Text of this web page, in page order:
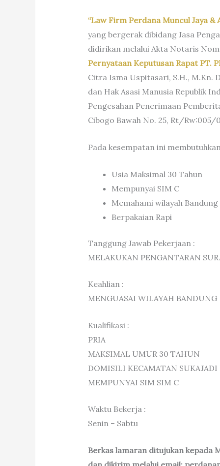
“Law Firm Perdana Muncul Jaya &
yang bergerak dibidang Jasa
didirikan melalui Akta Notaris
Pernyataan Keputusan Rapat PT.
Citra Isma Uspitasari, S.H., M.Kn.
dan Hak Asasi Manusia Republik
Pengesahan Penerimaan
Cibogo Bawah No. 25, Rt/Rw:005/
Pada kesempatan ini
Usia Maksimal 30 Tahun
Mempunyai SIM C
Memahami wilayah
Berpakaian Rapi
Tanggung Jawab Pekerjaan :
MELAKUKAN PENGANTARAN
Keahlian :
MENGUASAI WILAYAH BANDUNG
Kualifikasi :
PRIA
MAKSIMAL UMUR 30 TAHUN
DOMISILI KECAMATAN
MEMPUNYAI SIM SIM C
Waktu Bekerja :
Senin – Sabtu
Berkas lamaran ditujukan kepada